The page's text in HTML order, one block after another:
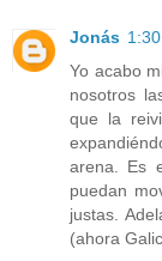
Jonás 1:30
Yo acabo
nosotros
que la
arena. Es
puedan
justas.
(ahora